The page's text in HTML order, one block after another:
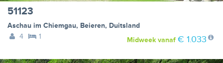
51123
Aschau im Chiemgau, Beieren, Duitsland
4
1 Midweekvanaf € 1.033